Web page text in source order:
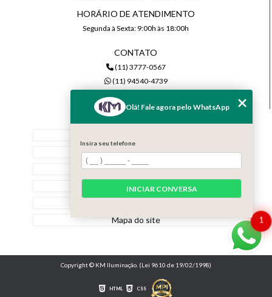
HORÁRIO DE ATENDIMENTO
Segunda à Sexta: 9:00h às 18:00h
CONTATO
(11) 3777-0567
(11) 94540-4739
comercial@kmiluminacao.com.br
Quem Somos
Serviços
Contato
Mapa do site
Copyright © KM Iluminação. (Lei 9610 de 19/02/1998)
HTML CSS
1
Olá! Fale agora pelo WhatsApp
Insira seu telefone
INICIAR CONVERSA